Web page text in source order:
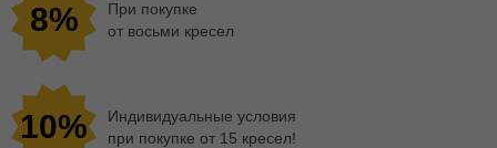
8%
При покупке
от восьми кресел
10%
Индивидуальные условия
при покупке от 15 кресел!